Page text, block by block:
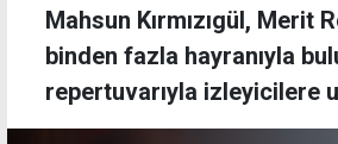
Mahsun Kırmızıgül, Merit
binden fazla hayranıyla
repertuvarıyla izleyicilere